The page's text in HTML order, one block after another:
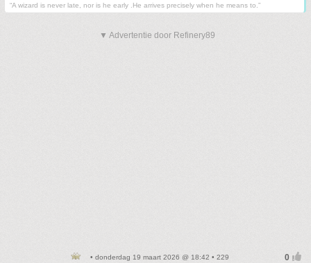
“A wizard is never late, nor is he early .He arrives precisely when he means to.”
▼ Advertentie door Refinery89
• donderdag 19 maart 2026 @ 18:42 • 229